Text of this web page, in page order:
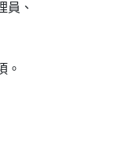
員、
。